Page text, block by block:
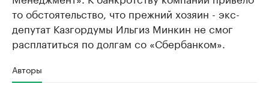
то обстоятельство, что прежний хозяин - экс-
депутат Казгордумы Ильгиз Минкин не смог
расплатиться по долгам со «Сбербанком».
Авторы